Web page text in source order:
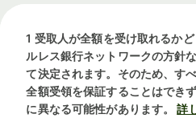
1 受取人が全額を受け取れるか
ルレス銀行ネットワークの方針
て決定されます。そのため、す
全額受領を保証することはでき
に異なる可能性があります。
詳